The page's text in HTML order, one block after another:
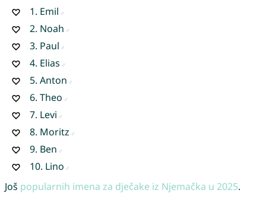
1. Emil
2. Noah
3. Paul
4. Elias
5. Anton
6. Theo
7. Levi
8. Moritz
9. Ben
10. Lino
Još popularnih imena za dječake iz Njemačka u 2025.